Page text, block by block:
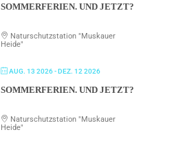
SOMMERFERIEN. UND JETZT?
Naturschutzstation "Muskauer
Heide"
AUG. 13 2026- DEZ. 12 2026
SOMMERFERIEN. UND JETZT?
Naturschutzstation "Muskauer
Heide"